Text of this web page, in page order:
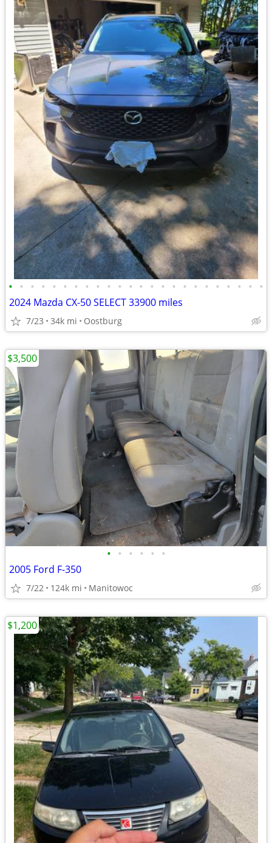
• • • • • • • • • • • • • • • • • • • • • • • •
2024 Mazda CX-50 SELECT 33900 miles
7/23 34k mi Oostburg
• • • • • •
2005 Ford F-350
7/22 124k mi Manitowoc
$3,500
$1,200